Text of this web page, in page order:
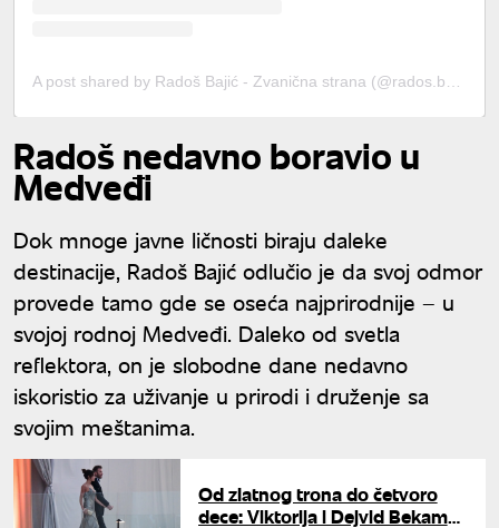
A post shared by Radoš Bajić - Zvanična strana (@rados.bajic.officialpage)
Radoš nedavno boravio u
Medveđi
Dok mnoge javne ličnosti biraju daleke
destinacije, Radoš Bajić odlučio je da svoj odmor
provede tamo gde se oseća najprirodnije – u
svojoj rodnoj Medveđi. Daleko od svetla
reflektora, on je slobodne dane nedavno
iskoristio za uživanje u prirodi i druženje sa
svojim meštanima.
Od zlatnog trona do četvoro
dece: Viktorija i Dejvid Bekam